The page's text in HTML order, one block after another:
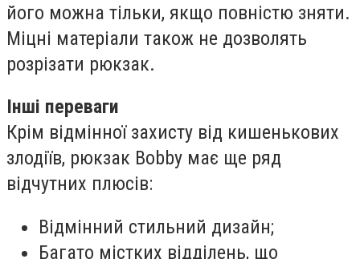
його можна тільки, якщо повністю зняти.
Міцні матеріали також не дозволять
розрізати рюкзак.
Інші переваги
Крім відмінної захисту від кишенькових
злодіїв, рюкзак Bobby має ще ряд
відчутних плюсів:
Відмінний стильний дизайн;
Багато містких відділень, що